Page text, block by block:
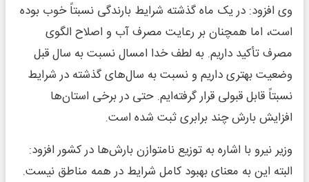
وی افزود: در یک ماه گذشته شرایط بارندگی نسبتاً خوب بوده
است، اما همچنان بر رعایت مصرف آب و اصلاح الگوی
مصرف تأکید داریم. به لطف خدا امسال نسبت به سال قبل
وضعیت بهتری داریم و نسبت به سال‌های گذشته در شرایط
نسبتاً قابل قبولی قرار گرفته‌ایم. حتی در برخی استان‌ها
افزایش بارش چند برابری ثبت شده است.
وزیر نیرو با اشاره به توزیع نامتوازن بارش‌ها در کشور افزود:
البته این به معنای بهبود کامل شرایط در همه مناطق نیست.